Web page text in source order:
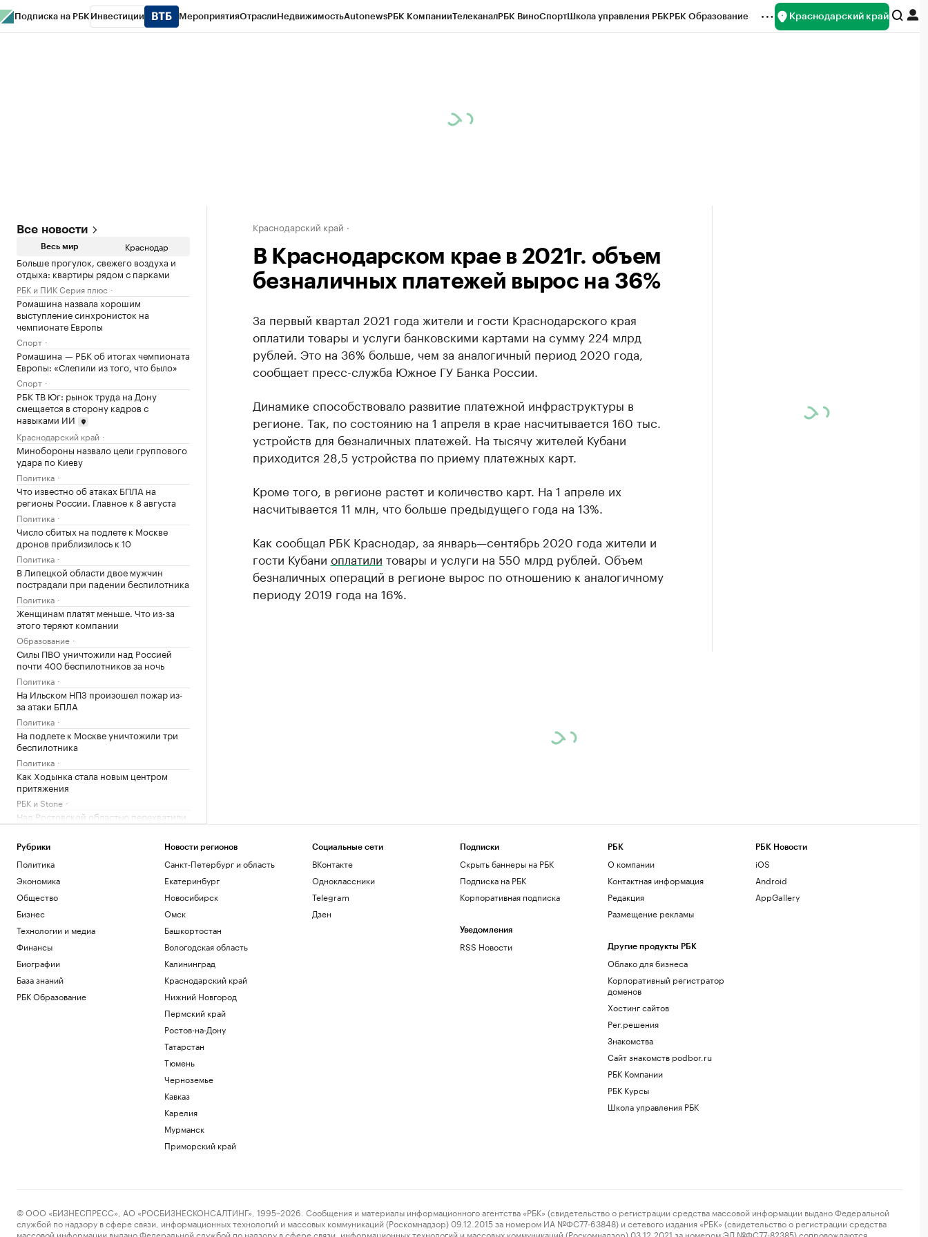
Подписка на РБК Инвестиции МероприятияОтраслиНедвижимостьAutonewsРБК КомпанииТелеканалРБК ВиноСпортШкола управления РБКРБК Образование Краснодарский край
Все новости
Весь мир Краснодар
Больше прогулок, свежего воздуха и
отдыха: квартиры рядом с парками
РБК и ПИК Серия плюс
Ромашина назвала хорошим
выступление синхронисток на
чемпионате Европы
Спорт
Ромашина — РБК об итогах чемпионата
Европы: «Слепили из того, что было»
Спорт
РБК ТВ Юг: рынок труда на Дону
смещается в сторону кадров с
навыками ИИ
Краснодарский край
Минобороны назвало цели группового
удара по Киеву
Политика
Что известно об атаках БПЛА на
регионы России. Главное к 8 августа
Политика
Число сбитых на подлете к Москве
дронов приблизилось к 10
Политика
В Липецкой области двое мужчин
пострадали при падении беспилотника
Политика
Женщинам платят меньше. Что из-за
этого теряют компании
Образование
Силы ПВО уничтожили над Россией
почти 400 беспилотников за ночь
Политика
На Ильском НПЗ произошел пожар из-
за атаки БПЛА
Политика
На подлете к Москве уничтожили три
беспилотника
Политика
Как Ходынка стала новым центром
притяжения
РБК и Stone
Над Ростовской областью перехватили
более 30 беспилотников
Политика
промпредприятие в Самарской
области
Политика
Зачем смартфону телеобъектив, 200
Мп и большой сенсор
РБК и Huawei
Новая Зеландия анонсировала 36-й
пакет санкций против России
Политика
Bloomberg узнал, что Украина
пообещала США больше не атаковать
Axios узнал, что OpenAI замедлила
Краснодарский край
В Краснодарском крае в 2021г. объем
безналичных платежей вырос на 36%
За первый квартал 2021 года жители и гости Краснодарского края
оплатили товары и услуги банковскими картами на сумму 224 млрд
рублей. Это на 36% больше, чем за аналогичный период 2020 года,
сообщает пресс-служба Южное ГУ Банка России.
Динамике способствовало развитие платежной инфраструктуры в
регионе. Так, по состоянию на 1 апреля в крае насчитывается 160 тыс.
устройств для безналичных платежей. На тысячу жителей Кубани
приходится 28,5 устройства по приему платежных карт.
Кроме того, в регионе растет и количество карт. На 1 апреле их
насчитывается 11 млн, что больше предыдущего года на 13%.
Как сообщал РБК Краснодар, за январь—сентябрь 2020 года жители и
гости Кубани оплатили товары и услуги на 550 млрд рублей. Объем
безналичных операций в регионе вырос по отношению к аналогичному
периоду 2019 года на 16%.
Рубрики
Политика
Экономика
Общество
Бизнес
Технологии и медиа
Финансы
Биографии
База знаний
РБК Образование
Новости регионов
Санкт-Петербург и область
Екатеринбург
Новосибирск
Омск
Башкортостан
Вологодская область
Калининград
Краснодарский край
Нижний Новгород
Пермский край
Ростов-на-Дону
Татарстан
Тюмень
Черноземье
Кавказ
Карелия
Мурманск
Приморский край
Социальные сети
ВКонтакте
Одноклассники
Telegram
Дзен
Подписки
Скрыть баннеры на РБК
Подписка на РБК
Корпоративная подписка
Уведомления
RSS Новости
РБК
О компании
Контактная информация
Редакция
Размещение рекламы
Другие продукты РБК
Облако для бизнеса
Корпоративный регистратор
доменов
Хостинг сайтов
Рег.решения
Знакомства
Сайт знакомств podbor.ru
РБК Компании
РБК Курсы
Школа управления РБК
РБК Новости
iOS
Android
AppGallery
© ООО «БИЗНЕСПРЕСС», АО «РОСБИЗНЕСКОНСАЛТИНГ», 1995–2026. Сообщения и материалы информационного агентства «РБК» (свидетельство о регистрации средства массовой информации выдано Федеральной
службой по надзору в сфере связи, информационных технологий и массовых коммуникаций (Роскомнадзор) 09.12.2015 за номером ИА №ФС77-63848) и сетевого издания «РБК» (свидетельство о регистрации средства
массовой информации выдано Федеральной службой по надзору в сфере связи, информационных технологий и массовых коммуникаций (Роскомнадзор) 03.12.2021 за номером ЭЛ №ФС77-82385) сопровождаются